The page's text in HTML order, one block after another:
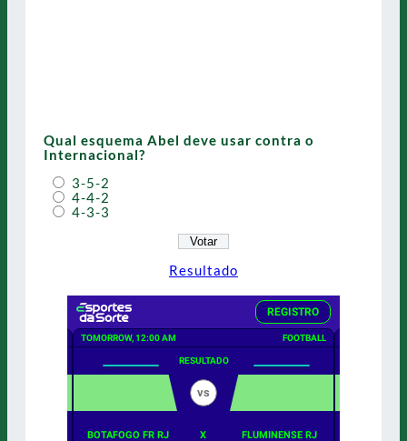
Qual esquema Abel deve usar contra o
Internacional?
3-5-2
4-4-2
4-3-3
Resultado